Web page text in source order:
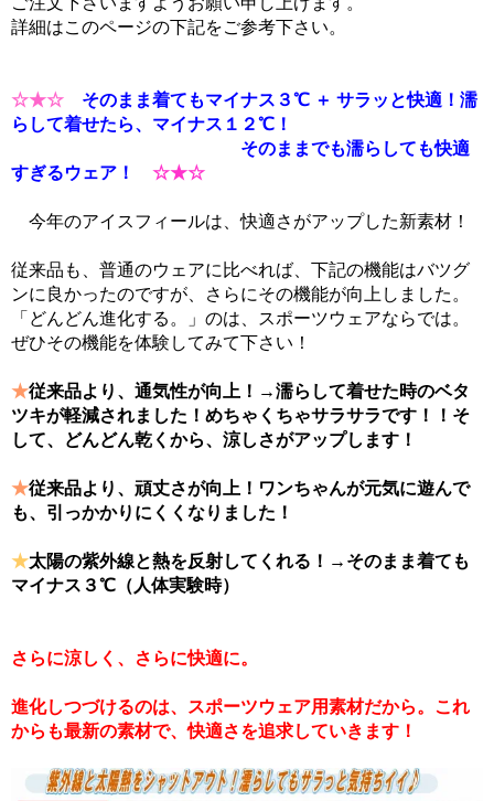
詳細はこのページの下記をご参考下さい。
☆★☆ そのまま着てもマイナス３℃ ＋ サラッと快適！濡
らして着せたら、マイナス１２℃！
そのままでも濡らしても快適
すぎるウェア！ ☆★☆
今年のアイスフィールは、快適さがアップした新素材！
従来品も、普通のウェアに比べれば、下記の機能はバツグ
ンに良かったのですが、さらにその機能が向上しました。
「どんどん進化する。」のは、スポーツウェアならでは。
ぜひその機能を体験してみて下さい！
★従来品より、通気性が向上！→濡らして着せた時のベタ
ツキが軽減されました！めちゃくちゃサラサラです！！そ
して、どんどん乾くから、涼しさがアップします！
★従来品より、頑丈さが向上！ワンちゃんが元気に遊んで
も、引っかかりにくくなりました！
★太陽の紫外線と熱を反射してくれる！→そのまま着ても
マイナス３℃（人体実験時）
さらに涼しく、さらに快適に。
進化しつづけるのは、スポーツウェア用素材だから。これ
からも最新の素材で、快適さを追求していきます！